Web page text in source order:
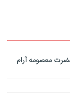
معصومه آرام